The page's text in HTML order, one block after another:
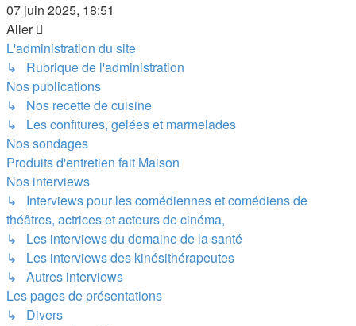
07 juin 2025, 18:51
Aller
L'administration du site
↳ Rubrique de l'administration
Nos publications
↳ Nos recette de cuisine
↳ Les confitures, gelées et marmelades
Nos sondages
Produits d'entretien fait Maison
Nos interviews
↳ Interviews pour les comédiennes et comédiens de
théâtres, actrices et acteurs de cinéma,
↳ Les interviews du domaine de la santé
↳ Les interviews des kinésithérapeutes
↳ Autres interviews
Les pages de présentations
↳ Divers